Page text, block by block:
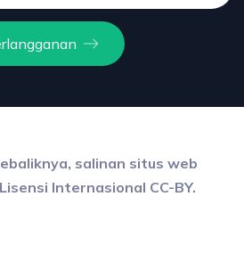
salinan situs web
Internasional CC-BY.